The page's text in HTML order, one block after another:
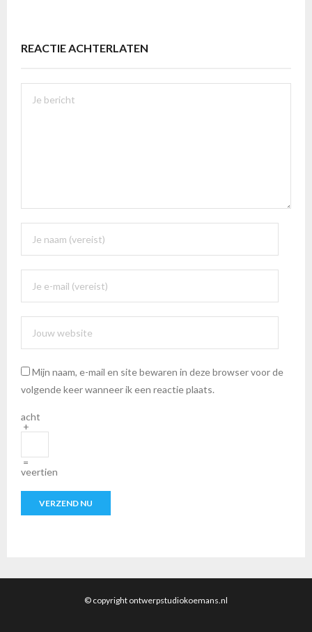
REACTIE ACHTERLATEN
Mijn naam, e-mail en site bewaren in deze browser voor de
volgende keer wanneer ik een reactie plaats.
acht
+
=
veertien
© copyright ontwerpstudiokoemans.nl